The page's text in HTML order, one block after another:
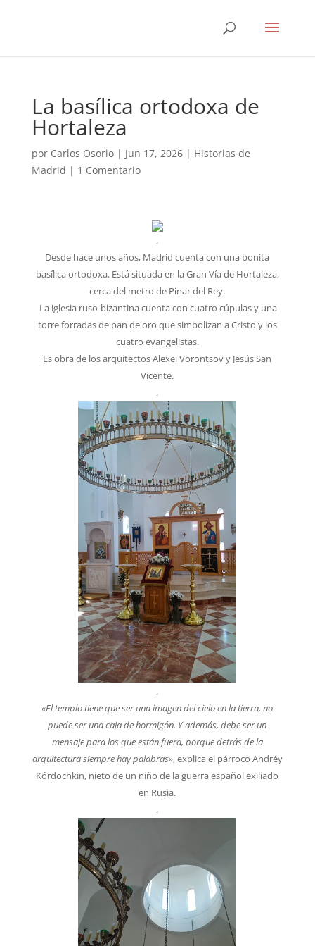
La basílica ortodoxa de
Hortaleza
por Carlos Osorio| Jun 17, 2026| Historias de
Madrid | 1 Comentario
.
Desde hace unos años, Madrid cuenta con una bonita
basílica ortodoxa. Está situada en la Gran Vía de Hortaleza,
cerca del metro de Pinar del Rey.
La iglesia ruso-bizantina cuenta con cuatro cúpulas y una
torre forradas de pan de oro que simbolizan a Cristo y los
cuatro evangelistas.
Es obra de los arquitectos Alexei Vorontsov y Jesús San
Vicente.
.
.
«El templo tiene que ser una imagen del cielo en la tierra, no
puede ser una caja de hormigón. Y además, debe ser un
mensaje para los que están fuera, porque detrás de la
arquitectura siempre hay palabras», explica el párroco Andréy
Kórdochkin, nieto de un niño de la guerra español exiliado
en Rusia.
.